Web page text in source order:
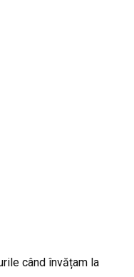
când învățam la